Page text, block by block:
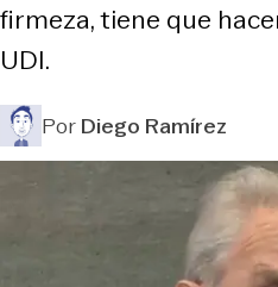
firmeza, tiene que
UDI.
PorDiego Ramírez